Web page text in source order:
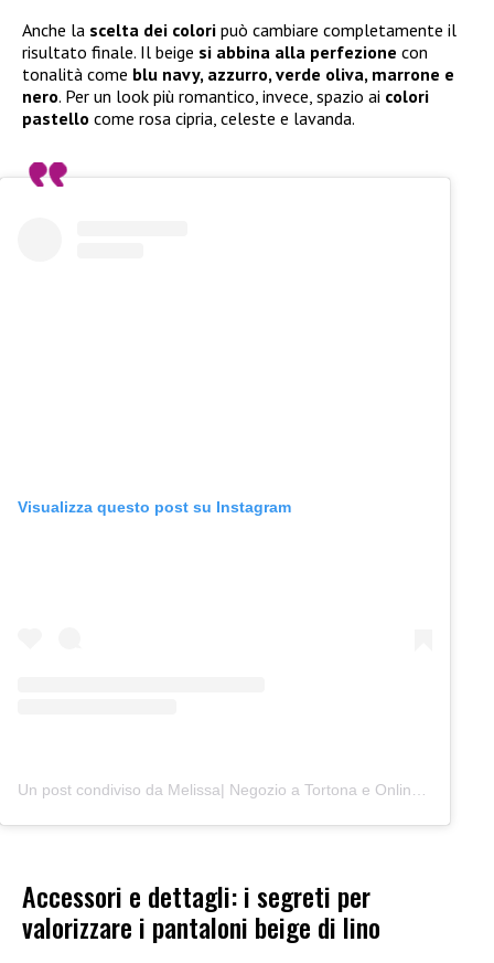
Anche la scelta dei colori può cambiare completamente il
risultato finale. Il beige si abbina alla perfezione con
tonalità come blu navy, azzurro, verde oliva, marrone e
nero. Per un look più romantico, invece, spazio ai colori
pastello come rosa cipria, celeste e lavanda.
Visualizza questo post su Instagram
Accessori e dettagli: i segreti per
valorizzare i pantaloni beige di lino